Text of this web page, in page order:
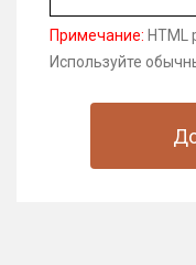
Примечание: HTML
Используйте